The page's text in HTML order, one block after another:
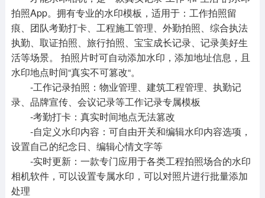
拍照App。拥有专业的水印模板，适用于：工作拍照留
痕、团队考勤打卡、工程施工管理、外勤拍照、综合执法
执勤、取证拍照、旅行拍照、宝宝成长记录、记录美好生
活等场景。 拍照片时可自动添加水印，添加地址信息，且
水印地点时间“真实不可篡改“。
-工作记录拍照：物业管理、建筑工程管理、执勤记
录、品牌宣传、会议记录等工作记录专属模板
-考勤打卡：真实时间地点无法篡改
-自定义水印内容：可自由开关和编辑水印内容选项，
设置自己的纪念日、编辑心情文字等
-实时更新：一款专门应用于各类工程拍照场合的水印
相机软件，可以设置专属水印，可以对照片进行批量添加
处理